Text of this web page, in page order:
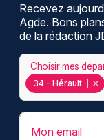
Recevez
Agde. Bons
de la rédaction
34 - Hérault
Choisir mes
Mon email